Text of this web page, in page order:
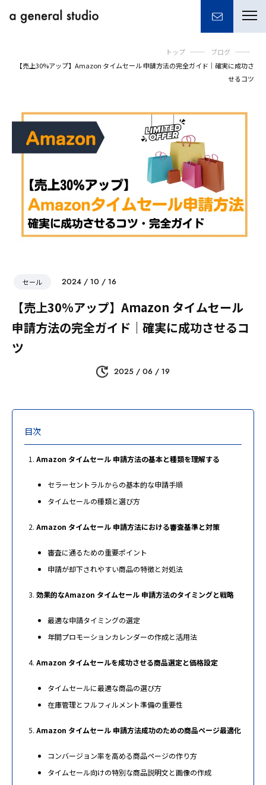
トップ
ブログ
【売上30%アップ】Amazon タイムセール 申請方法の完全ガイド｜確実に成功さ
せるコツ
セール 2024 / 10 / 16
【売上30%アップ】Amazon タイムセール
申請方法の完全ガイド｜確実に成功させるコ
ツ
2025 / 06 / 19
目次
Amazon タイムセール 申請方法の基本と種類を理解する
セラーセントラルからの基本的な申請手順
タイムセールの種類と選び方
Amazon タイムセール 申請方法における審査基準と対策
審査に通るための重要ポイント
申請が却下されやすい商品の特徴と対処法
効果的なAmazon タイムセール 申請方法のタイミングと戦略
最適な申請タイミングの選定
年間プロモーションカレンダーの作成と活用法
Amazon タイムセールを成功させる商品選定と価格設定
タイムセールに最適な商品の選び方
在庫管理とフルフィルメント準備の重要性
Amazon タイムセール 申請方法成功のための商品ページ最適化
コンバージョン率を高める商品ページの作り方
タイムセール向けの特別な商品説明文と画像の作成